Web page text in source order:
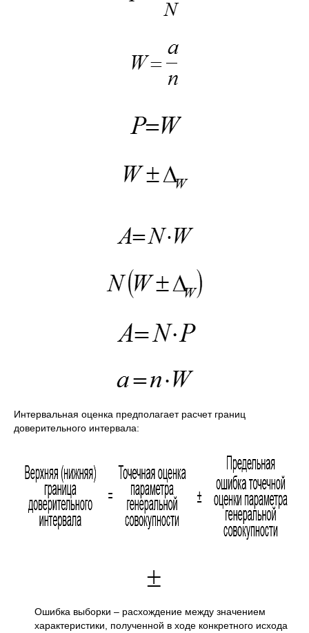
Интервальная оценка предполагает расчет границ
доверительного интервала:
Ошибка выборки – расхождение между значением
характеристики, полученной в ходе конкретного исхода